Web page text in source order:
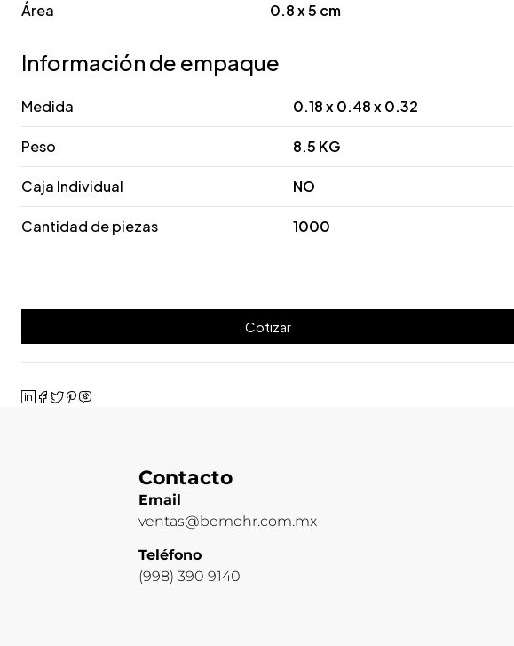
Área 0.8 x 5 cm
Información de empaque
Medida 0.18 x 0.48 x 0.32
Peso 8.5 KG
Caja Individual NO
Cantidad de piezas 1000
Cotizar
Contacto
Email
ventas@bemohr.com.mx
Teléfono
(998) 390 9140